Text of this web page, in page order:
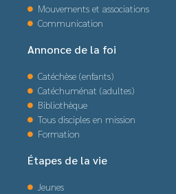
Mouvements et associations
Communication
Annonce de la foi
Catéchèse (enfants)
Catéchuménat (adultes)
Bibliothèque
Tous disciples en mission
Formation
Étapes de la vie
Jeunes